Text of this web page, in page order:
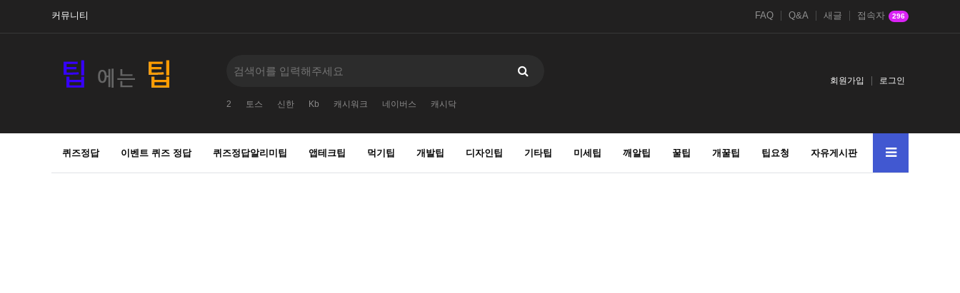
커뮤니티 FAQ Q&A 새글 접속자 296
2 토스 신한 Kb 캐시워크 네이버스 캐시닥
회원가입 로그인
퀴즈정답 이벤트 퀴즈 정답 퀴즈정답알리미팁 앱테크팁 먹기팁 개발팁 디자인팁 기타팁 미세팁 깨알팁 꿀팁 개꿀팁 팁요청 자유게시판